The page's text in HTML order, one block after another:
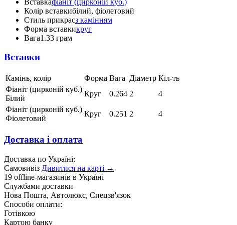
Колір вставкибілий, фіолетовий
Стиль прикрасз камінням
Форма вставкикруг
Вага1.33 грам
Вставки
Камінь, колір Форма Вага Діаметр Кіл-ть
Фіаніт (цирконій куб.)
Білий
Круг 0.264 2
4
Фіаніт (цирконій куб.)
Фіолетовий
Круг 0.251 2 4
Доставка і оплата
Доставка по Україні:
Самовивіз Дивитися на карті →
19 offline-магазинів в Україні
Службами доставки
Нова Пошта, Автолюкс, Спецзв'язок
Способи оплати:
Готівкою
Картою банку